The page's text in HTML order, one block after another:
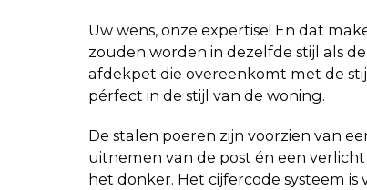
Uw wens, onze expertise! En dat
zouden worden in dezelfde stijl als
afdekpet die overeenkomt met de
pérfect in de stijl van de woning.
De stalen poeren zijn voorzien van
uitnemen van de post én een
het donker. Het cijfercode systeem